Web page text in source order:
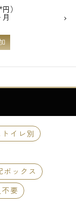
）
トイレ別
ボックス
要